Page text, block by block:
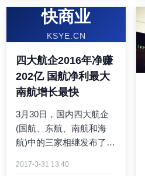
快商业
KSYE.CN
四大航企2016年净赚
202亿 国航净利最大
南航增长最快
3月30日，国内四大航企
(国航、东航、南航和海
航)中的三家相继发布了
2017-3-31 13:40